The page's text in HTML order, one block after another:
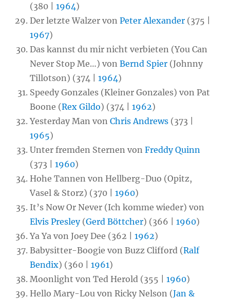
(380 |1964)
Der letzte Walzer vonPeter Alexander (375 |
1967)
Das kannst du mir nicht verbieten (You Can
Never Stop Me…) vonBernd Spier (Johnny
Tillotson) (374 |1964)
Speedy Gonzales (Kleiner Gonzales) von Pat
Boone (Rex Gildo) (374 |1962)
Yesterday Man vonChris Andrews (373 |
1965)
Unter fremden Sternen vonFreddy Quinn
(373 |1960)
Hohe Tannen von Hellberg-Duo (Opitz,
Vasel & Storz) (370 |1960)
It’s Now Or Never (Ich komme wieder) von
Elvis Presley(Gerd Böttcher) (366 |1960)
Ya Ya von Joey Dee (362 |1962)
Babysitter-Boogie von Buzz Clifford (Ralf
Bendix) (360 |1961)
Moonlight von Ted Herold (355 |1960)
Hello Mary-Lou von Ricky Nelson (Jan &